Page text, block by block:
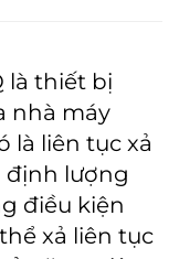
là thiết bị
nhà máy
là liên tục xả
định lượng
điều kiện
xả liên tục